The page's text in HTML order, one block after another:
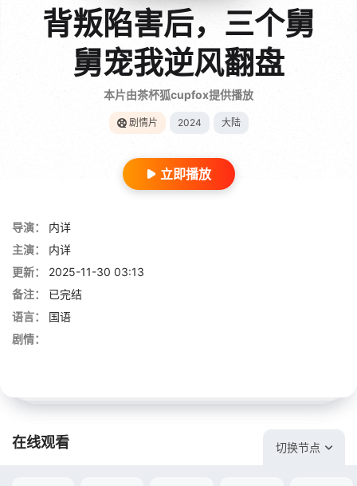
背叛陷害后，三个舅
舅宠我逆风翻盘
本片由茶杯狐cupfox提供播放
剧情片 2024 大陆
立即播放
导演：
内详
主演：
内详
更新：
2025-11-30 03:13
备注：
已完结
语言：
国语
剧情：
在线观看 切换节点